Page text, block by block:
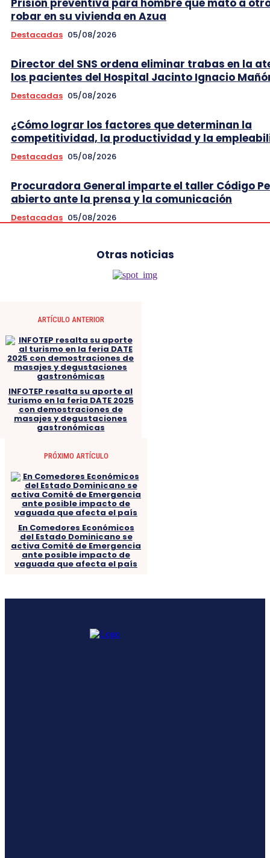
Prisión preventiva para hombre que mató a
robar en su vivienda en Azua
Destacadas 05/08/2026
Director del SNS ordena eliminar trabas en la
los pacientes del Hospital Jacinto Ignacio
Destacadas 05/08/2026
¿Cómo lograr los factores que determinan la
competitividad, la productividad y la
Destacadas 05/08/2026
Procuradora General imparte el taller Código
abierto ante la prensa y la comunicación
Destacadas 05/08/2026
Otras noticias
ARTÍCULO ANTERIOR
INFOTEP resalta su aporte al
turismo en la feria DATE 2025
con demostraciones de
masajes y degustaciones
gastronómicas
PRÓXIMO ARTÍCULO
En Comedores Económicos
del Estado Dominicano se
activa Comité de Emergencia
ante posible impacto de
vaguada que afecta el país